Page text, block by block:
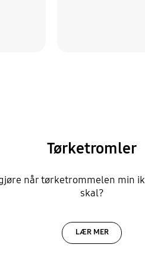
Tørketromler
når tørketrommelen min
skal?
LÆR MER